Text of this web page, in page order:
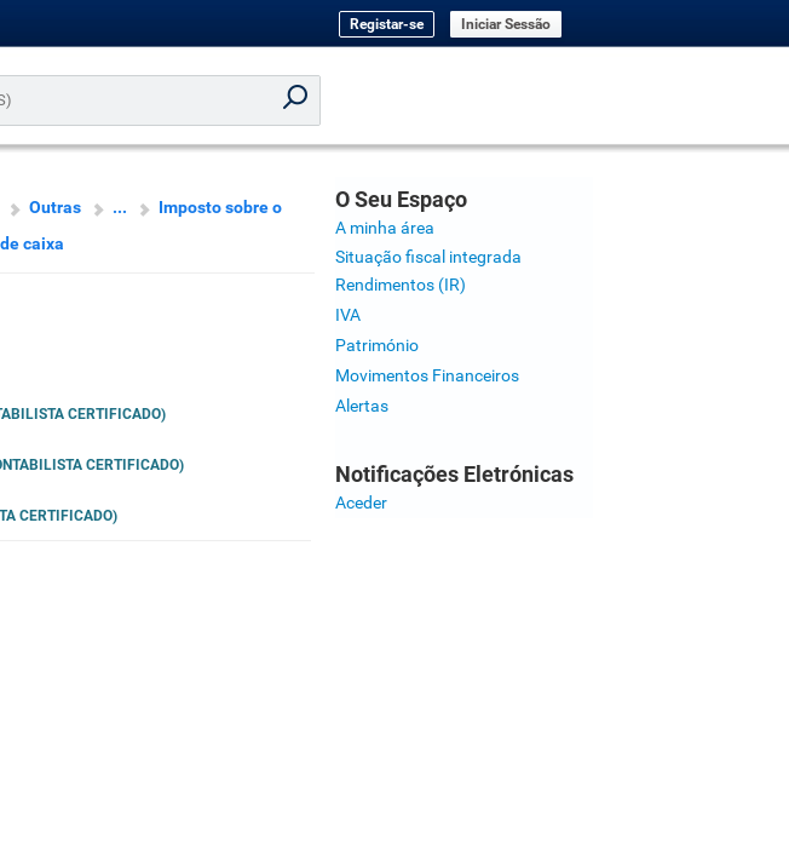
Registar-se Iniciar Sessão
Outras ...
Imposto sobre o
caixa
CERTIFICADO)
CERTIFICADO)
CERTIFICADO)
O Seu Espaço
A minha área
Situação fiscal integrada
Rendimentos (IR)
IVA
Património
Movimentos Financeiros
Alertas
Notificações Eletrónicas
Aceder